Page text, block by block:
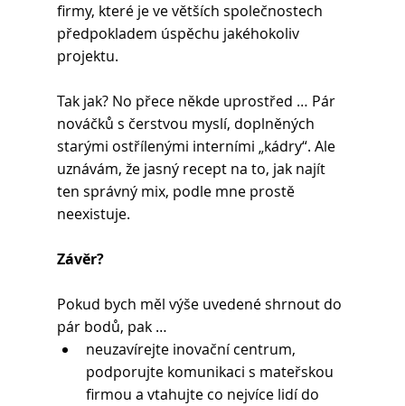
firmy, které je ve větších společnostech
předpokladem úspěchu jakéhokoliv
projektu.
Tak jak? No přece někde uprostřed … Pár
nováčků s čerstvou myslí, doplněných
starými ostřílenými interními „kádry“. Ale
uznávám, že jasný recept na to, jak najít
ten správný mix, podle mne prostě
neexistuje.
Závěr?
Pokud bych měl výše uvedené shrnout do
pár bodů, pak …
neuzavírejte inovační centrum,
podporujte komunikaci s mateřskou
firmou a vtahujte co nejvíce lidí do